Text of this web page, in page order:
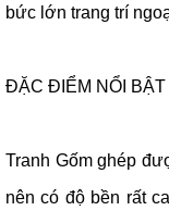
bức lớn trang trí
ĐẶC ĐIỂM NỔI BẬT
Tranh Gốm ghép
nên có độ bền rất